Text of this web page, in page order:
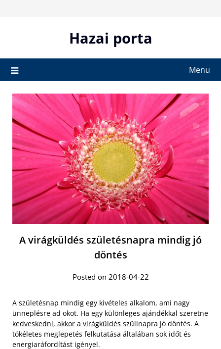
Hazai porta
Menu
A virágküldés születésnapra mindig jó
döntés
Posted on 2018-04-22
A születésnap mindig egy kivételes alkalom, ami nagy
ünneplésre ad okot. Ha egy különleges ajándékkal szeretne
kedveskedni, akkor a virágküldés szülinapra jó döntés. A
tökéletes meglepetés felkutatása általában sok időt és
energiaráfordítást igényel.